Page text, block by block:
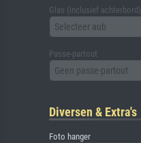
Glas (inclusief achterbord)
Selecteer aub
Passe-partout
Geen passe-partout
Diversen & Extra's
Foto hanger